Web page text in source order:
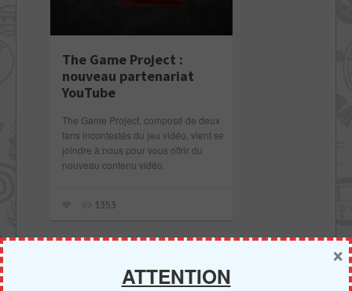
The Game Project :
nouveau partenariat
YouTube
The Game Project, composé de deux
fans incontestés du jeu vidéo, vient se
joindre à nous pour vous offrir du
nouveau contenu vidéo.
1353
ATTENTION
×